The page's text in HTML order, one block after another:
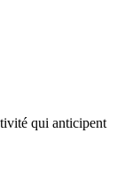
qui anticipent